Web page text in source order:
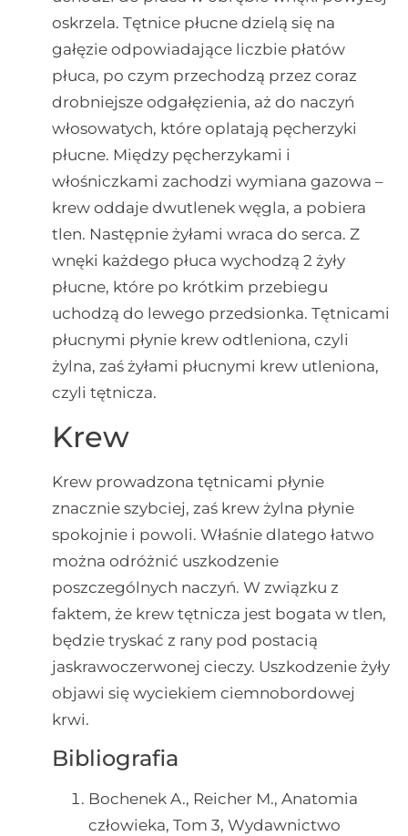
oskrzela. Tętnice płucne dzielą się na
gałęzie odpowiadające liczbie płatów
płuca, po czym przechodzą przez coraz
drobniejsze odgałęzienia, aż do naczyń
włosowatych, które oplatają pęcherzyki
płucne. Między pęcherzykami i
włośniczkami zachodzi wymiana gazowa –
krew oddaje dwutlenek węgla, a pobiera
tlen. Następnie żyłami wraca do serca. Z
wnęki każdego płuca wychodzą 2 żyły
płucne, które po krótkim przebiegu
uchodzą do lewego przedsionka. Tętnicami
płucnymi płynie krew odtleniona, czyli
żylna, zaś żyłami płucnymi krew utleniona,
czyli tętnicza.
Krew
Krew prowadzona tętnicami płynie
znacznie szybciej, zaś krew żylna płynie
spokojnie i powoli. Właśnie dlatego łatwo
można odróżnić uszkodzenie
poszczególnych naczyń. W związku z
faktem, że krew tętnicza jest bogata w tlen,
będzie tryskać z rany pod postacią
jaskrawoczerwonej cieczy. Uszkodzenie żyły
objawi się wyciekiem ciemnobordowej
krwi.
Bibliografia
Bochenek A., Reicher M., Anatomia
człowieka, Tom 3, Wydawnictwo